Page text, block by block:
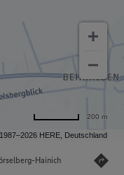
HERE, Deutschland
200 m
Hainich